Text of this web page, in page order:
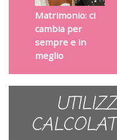
Matrimonio: ci
cambia per
sempre e in
meglio